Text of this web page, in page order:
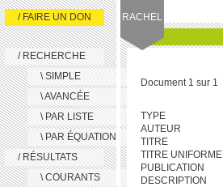
RACHEL
/ FAIRE UN DON
/ RECHERCHE
\ SIMPLE
\ AVANCÉE
\ PAR LISTE
\ PAR ÉQUATION
/ RÉSULTATS
\ COURANTS
Document 1 sur 1
TYPE
AUTEUR
TITRE
TITRE UNIFORME
PUBLICATION
DESCRIPTION